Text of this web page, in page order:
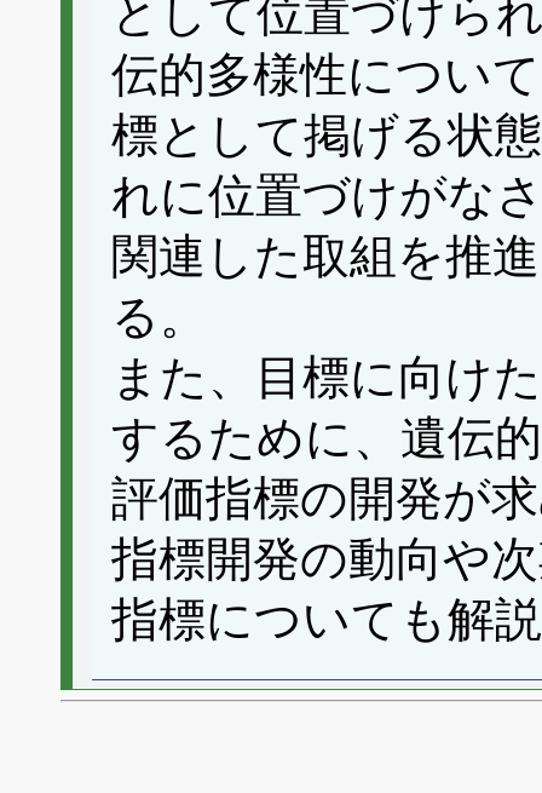
として位置づけら
伝的多様性につい
標として掲げる状
れに位置づけがな
関連した取組を推
る。
また、目標に向け
するために、遺伝
評価指標の開発が
指標開発の動向や
指標についても解